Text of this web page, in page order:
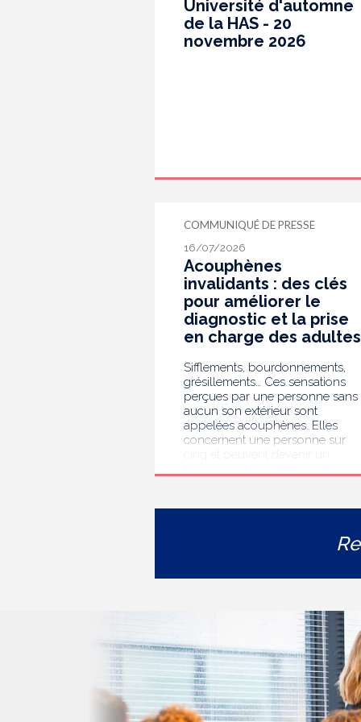
Université d'automne
de la HAS - 20
novembre 2026
COMMUNIQUÉ DE PRESSE
16/07/2026
Acouphènes
invalidants : des clés
pour améliorer le
diagnostic et la prise
en charge des adultes
Sifflements, bourdonnements,
grésillements… Ces sensations
perçues par une personne sans
aucun son extérieur sont
appelées acouphènes. Elles
concernent une personne sur
l’isolement ou de l’anxiété. Face à
thérapeutique rencontrée par les
diagnostic et l’accompagnement
des personnes présentant des
acouphènes chroniques
invalidants . Elle publie
aujourd’hui ses travaux, destinés
aux professionnels de santé [1]
impliqués dans le suivi de ces
patients.